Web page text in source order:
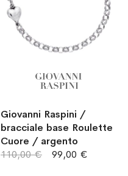
Giovanni Raspini /
bracciale base Roulette
Cuore / argento
99,00 €
110,00 €